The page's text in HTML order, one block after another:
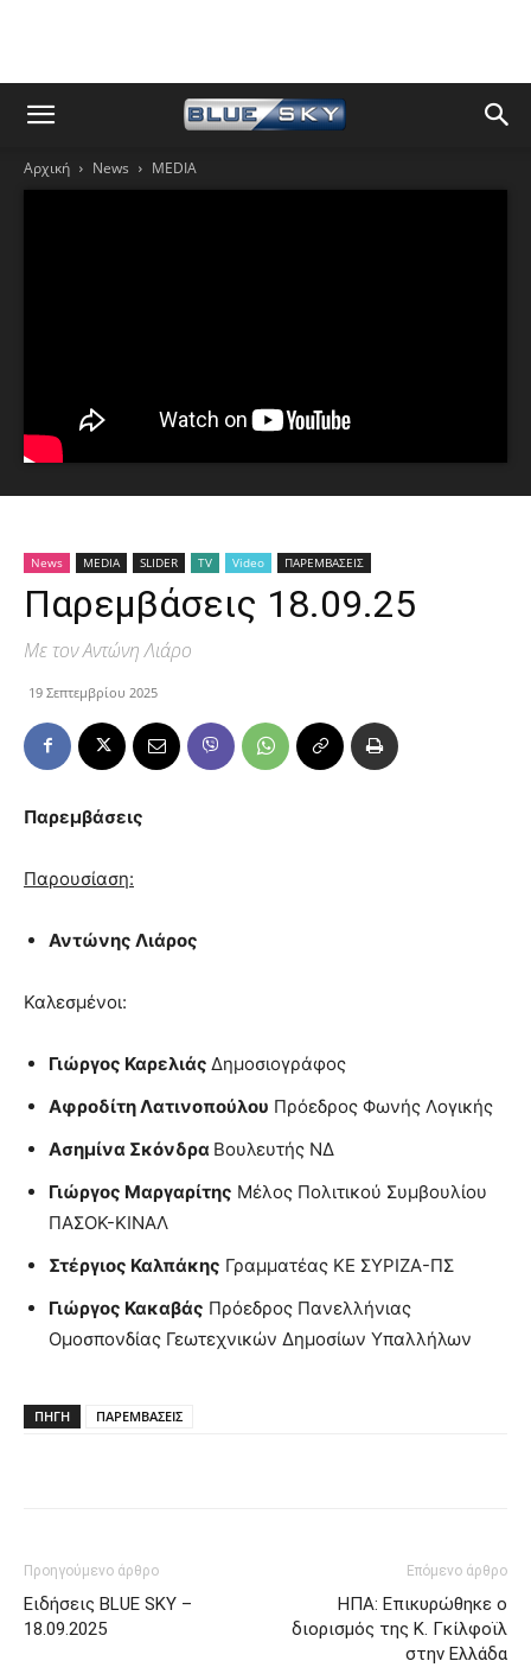
Αρχική News MEDIA
News MEDIA SLIDER TV Video ΠΑΡΕΜΒΑΣΕΙΣ
Παρεμβάσεις 18.09.25
Με τον Αντώνη Λιάρο
19 Σεπτεμβρίου 2025
Παρεμβάσεις
Παρουσίαση:
Αντώνης Λιάρος
Καλεσμένοι:
Γιώργος Καρελιάς Δημοσιογράφος
Αφροδίτη Λατινοπούλου Πρόεδρος Φωνής Λογικής
Ασημίνα Σκόνδρα Βουλευτής ΝΔ
Γιώργος Μαργαρίτης Μέλος Πολιτικού Συμβουλίου
ΠΑΣΟΚ-ΚΙΝΑΛ
Στέργιος Καλπάκης Γραμματέας ΚΕ ΣΥΡΙΖΑ-ΠΣ
Γιώργος Κακαβάς Πρόεδρος Πανελλήνιας
Ομοσπονδίας Γεωτεχνικών Δημοσίων Υπαλλήλων
ΠΗΓΗ ΠΑΡΕΜΒΑΣΕΙΣ
Προηγούμενο άρθρο
Ειδήσεις BLUE SKY –
18.09.2025
Επόμενο άρθρο
ΗΠΑ: Επικυρώθηκε ο
διορισμός της Κ. Γκίλφοϊλ
στην Ελλάδα